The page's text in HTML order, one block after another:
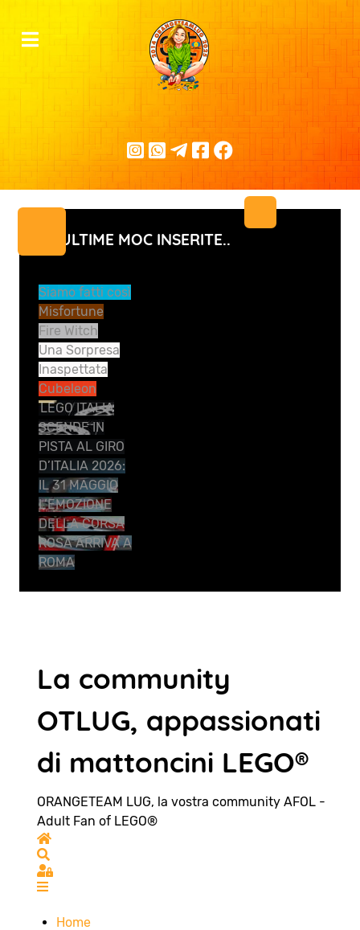
LE ULTIME MOC INSERITE..
Siamo fatti così
Misfortune
Fire Witch
Una Sorpresa
Inaspettata
Cubeleon
LEGO ITALIA
SCENDE IN
PISTA AL GIRO
D’ITALIA 2026:
IL 31 MAGGIO
L’EMOZIONE
DELLA CORSA
ROSA ARRIVA A
ROMA
La community
OTLUG, appassionati
di mattoncini LEGO®
ORANGETEAM LUG, la vostra community AFOL -
Adult Fan of LEGO®
Home
Sign In
Home